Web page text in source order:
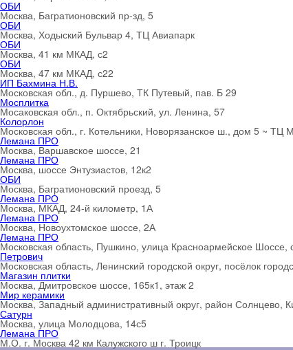
ОБИ
Москва, Багратионовский пр-зд, 5
ОБИ
Москва, Ходыский Бульвар 4, ТЦ Авиапарк
ОБИ
Москва, 41 км МКАД, с2
ОБИ
Москва, 47 км МКАД, с22
ИП Бахмина Н.В.
Московская обл., д. Пуршево, ТК Путевый, пав. Б 29
Мосплитка
Мосаковская обл., п. Октябрьский, ул. Ленина, 57
Колорлон
Московская обл., г. Котельники, Новорязанское ш., дом 5 ~ ТЦ
Лемана ПРО
Москва, Варшавское шоссе, 21
Лемана ПРО
Москва, шоссе Энтузиастов, 12к2
ОБИ
Москва, Багратионовский проезд, 5
Лемана ПРО
Москва, МКАД, 24-й километр, 1А
Лемана ПРО
Москва, Новоухтомское шоссе, 2А
Лемана ПРО
Московская область, Пушкино, улица Красноармейское Шоссе,
Петрович
Московская область, Ленинский городской округ, посёлок
Магазин плитки
Москва, Дмитровское шоссе, 165к1, этаж 2
Мир керамики
Москва, Западный административный округ, район Солнцево,
Сатурн
Москва, улица Молодцова, 14с5
Лемана ПРО
М.О. г. Москва 42 км Калужского ш г. Троицк